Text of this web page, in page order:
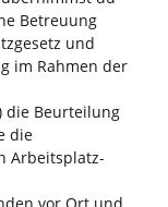
Betreuung
und
im Rahmen der
die Beurteilung
die
Arbeitsplatz-